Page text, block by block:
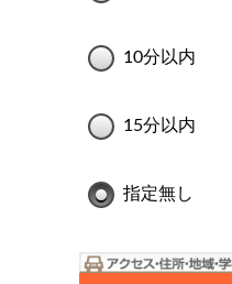
10分以内
15分以内
指定無し